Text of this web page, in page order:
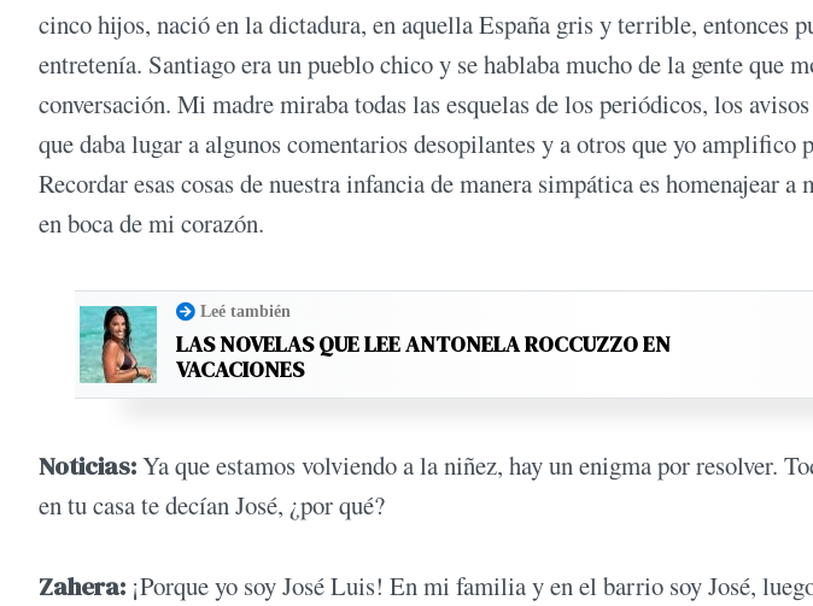
cinco hijos, nació en la dictadura, en aquella España gris y terrible, entonces
entretenía. Santiago era un pueblo chico y se hablaba mucho de la gente que
conversación. Mi madre miraba todas las esquelas de los periódicos, los
que daba lugar a algunos comentarios desopilantes y a otros que yo amplifico
Recordar esas cosas de nuestra infancia de manera simpática es homenajear
en boca de mi corazón.
Leé también
LAS NOVELAS QUE LEE ANTONELA ROCCUZZO EN
VACACIONES
Noticias:Ya que estamos volviendo a la niñez, hay un enigma por resolver.
en tu casa te decían José, ¿por qué?
Zahera: ¡Porque yo soy José Luis! En mi familia y en el barrio soy José,